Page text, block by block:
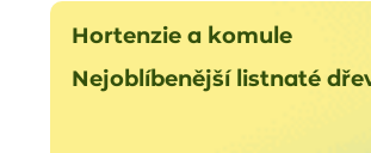
Hortenzie a komule
Nejoblíbenější listnaté